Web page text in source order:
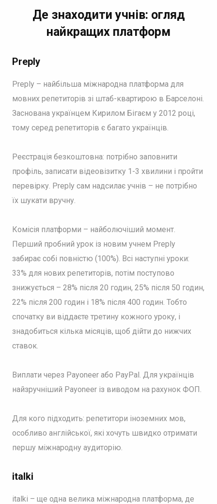
Де знаходити учнів: огляд
найкращих платформ
Preply
Preply – найбільша міжнародна платформа для
мовних репетиторів зі штаб-квартирою в Барселоні.
Заснована українцем Кирилом Бігаєм у 2012 році,
тому серед репетиторів є багато українців.
Реєстрація безкоштовна: потрібно заповнити
профіль, записати відеовізитку 1-3 хвилини і пройти
перевірку. Preply сам надсилає учнів – не потрібно
їх шукати вручну.
Комісія платформи – найболючіший момент.
Перший пробний урок із новим учнем Preply
забирає собі повністю (100%). Всі наступні уроки:
33% для нових репетиторів, потім поступово
знижується – 28% після 20 годин, 25% після 50 годин,
22% після 200 годин і 18% після 400 годин. Тобто
спочатку ви віддаєте третину кожного уроку, і
знадобиться кілька місяців, щоб дійти до нижчих
ставок.
Виплати через Payoneer або PayPal. Для українців
найзручніший Payoneer із виводом на рахунок ФОП.
Для кого підходить: репетитори іноземних мов,
особливо англійської, які хочуть швидко отримати
першу міжнародну аудиторію.
italki
italki – ще одна велика міжнародна платформа, де